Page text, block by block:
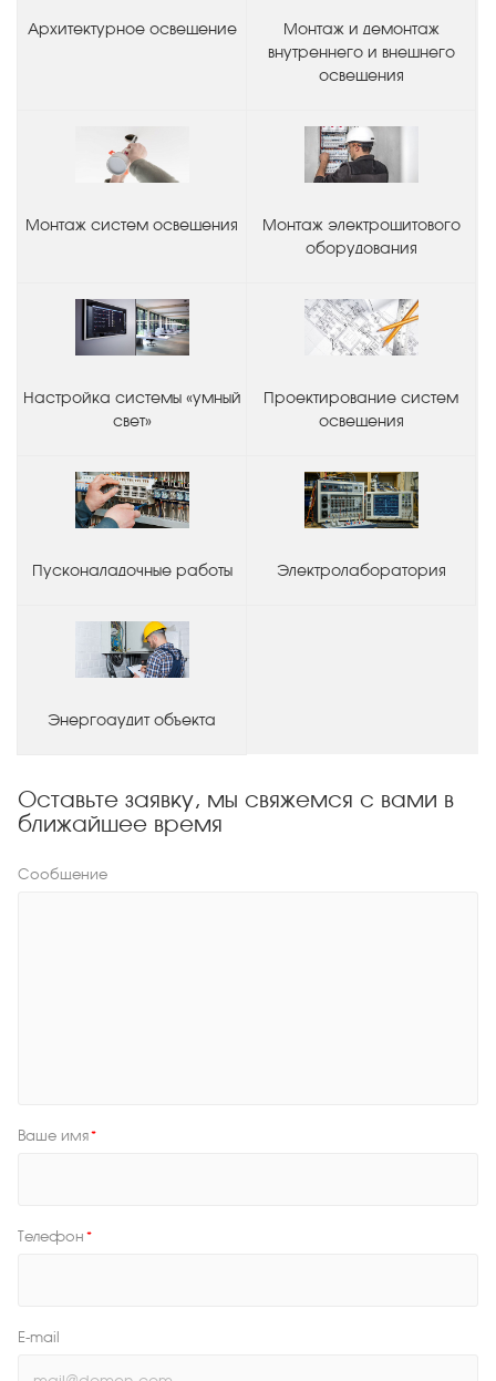
Архитектурное освещение
Монтаж и демонтаж
внутреннего и внешнего
освещения
Монтаж систем освещения
Монтаж электрощитового
оборудования
Настройка системы «умный
свет»
Проектирование систем
освещения
Пусконаладочные работы Электролаборатория
Энергоаудит объекта
Оставьте заявку, мы свяжемся с вами в
ближайшее время
Сообщение
Ваше имя*
Телефон *
E-mail